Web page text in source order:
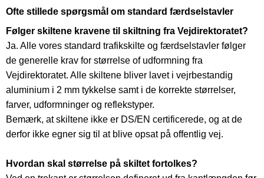
Ofte stillede spørgsmål om standard færdselstavler
Følger skiltene kravene til skiltning fra Vejdirektoratet?
Ja. Alle vores standard trafikskilte og færdselstavler følger
de generelle krav for størrelse of udformning fra
Vejdirektoratet. Alle skiltene bliver lavet i vejrbestandig
aluminium i 2 mm tykkelse samt i de korrekte størrelser,
farver, udformninger og reflekstyper.
Bemærk, at skiltene ikke er DS/EN certificerede, og at de
derfor ikke egner sig til at blive opsat på offentlig vej.
Hvordan skal størrelse på skiltet fortolkes?